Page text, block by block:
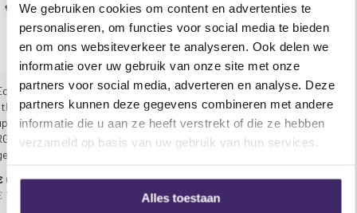
We gebruiken cookies om content en advertenties te
personaliseren, om functies voor social media te bieden
en om ons websiteverkeer te analyseren. Ook delen we
informatie over uw gebruik van onze site met onze
partners voor social media, adverteren en analyse. Deze
partners kunnen deze gegevens combineren met andere
informatie die u aan ze heeft verstrekt of die ze hebben
verzameld op basis van uw gebruik van hun services.
Alles toestaan
4 x 4 W quad-color LED's (RGBW)
Stralingshoek: 25
683 Lux @ 2m (volledig aan)
DMX-kanalen: 3/4/4 of 8 selecteerbaar
Statische kleur, kleurverandering,
kleurvervaging, auto run , geluid actief en
master / slave-modi
0-100% dimmen en variabele stroboscoop
M10 rigging-punt voor klem
4 drukknoppenmenu met LED-display
Colour Raider
– 4x 6W
LED – DMX-
650,95
716,95
Equinox Colour Raider
lithiumbatterij-uplighter
(chromen behuizing) – 4x
6W RGBW LED – DMX-
€ 749,95